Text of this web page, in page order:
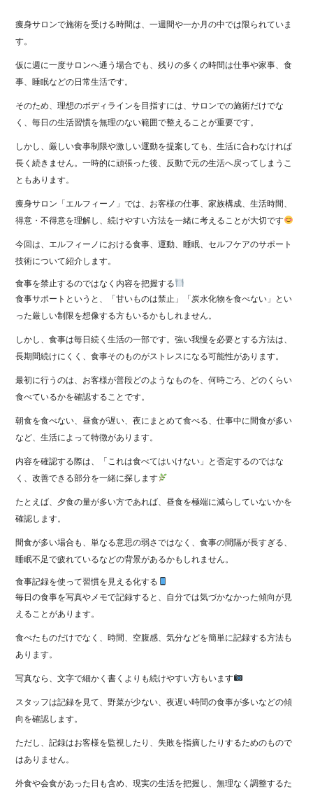
痩身サロンで施術を受ける時間は、一週間や一か月の中では限られていま
す。
仮に週に一度サロンへ通う場合でも、残りの多くの時間は仕事や家事、食
事、睡眠などの日常生活です。
そのため、理想のボディラインを目指すには、サロンでの施術だけでな
く、毎日の生活習慣を無理のない範囲で整えることが重要です。
しかし、厳しい食事制限や激しい運動を提案しても、生活に合わなければ
長く続きません。一時的に頑張った後、反動で元の生活へ戻ってしまうこ
ともあります。
痩身サロン「エルフィーノ」では、お客様の仕事、家族構成、生活時間、
得意・不得意を理解し、続けやすい方法を一緒に考えることが大切です
今回は、エルフィーノにおける食事、運動、睡眠、セルフケアのサポート
技術について紹介します。
食事を禁止するのではなく内容を把握する
食事サポートというと、「甘いものは禁止」「炭水化物を食べない」とい
った厳しい制限を想像する方もいるかもしれません。
しかし、食事は毎日続く生活の一部です。強い我慢を必要とする方法は、
長期間続けにくく、食事そのものがストレスになる可能性があります。
最初に行うのは、お客様が普段どのようなものを、何時ごろ、どのくらい
食べているかを確認することです。
朝食を食べない、昼食が遅い、夜にまとめて食べる、仕事中に間食が多い
など、生活によって特徴があります。
内容を確認する際は、「これは食べてはいけない」と否定するのではな
く、改善できる部分を一緒に探します
たとえば、夕食の量が多い方であれば、昼食を極端に減らしていないかを
確認します。
間食が多い場合も、単なる意思の弱さではなく、食事の間隔が長すぎる、
睡眠不足で疲れているなどの背景があるかもしれません。
食事記録を使って習慣を見える化する
毎日の食事を写真やメモで記録すると、自分では気づかなかった傾向が見
えることがあります。
食べたものだけでなく、時間、空腹感、気分などを簡単に記録する方法も
あります。
写真なら、文字で細かく書くよりも続けやすい方もいます
スタッフは記録を見て、野菜が少ない、夜遅い時間の食事が多いなどの傾
向を確認します。
ただし、記録はお客様を監視したり、失敗を指摘したりするためのもので
はありません。
外食や会食があった日も含め、現実の生活を把握し、無理なく調整するた